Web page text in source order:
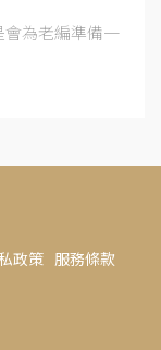
為老編準備一
政策 服務條款